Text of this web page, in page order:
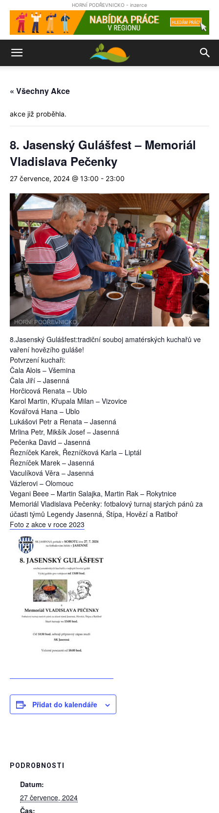
HORNÍ PODŘEVNICKO - inzerce
« Všechny Akce
akce již proběhla.
8. Jasenský Gulášfest – Memoriál
Vladislava Pečenky
27 července, 2024 @ 13:00 - 23:00
8.Jasenský Gulášfest:tradiční souboj amatérských kuchařů ve
vaření hovězího guláše!
Potvrzení kuchaři:
Čala Alois – Všemina
Čala Jiří – Jasenná
Horčicová Renata – Ublo
Karol Martin, Křupala Milan – Vizovice
Kovářová Hana – Ublo
Lukášovi Petr a Renata – Jasenná
Mrlina Petr, Mikšík Josef – Jasenná
Pečenka David – Jasenná
Řezníček Karek, Řezníčková Karla – Liptál
Řezníček Marek – Jasenná
Vaculíková Věra – Jasenná
Vázlerovi – Olomouc
Vegani Beee – Martin Salajka, Martin Rak – Rokytnice
Memoriál Vladislava Pečenky: fotbalový turnaj starých pánů za
účasti týmů Legendy Jasenná, Štípa, Hovězí a Ratiboř
Foto z akce v roce 2023
Přidat do kalendáře
PODROBNOSTI
Datum:
27 července, 2024
Čas: